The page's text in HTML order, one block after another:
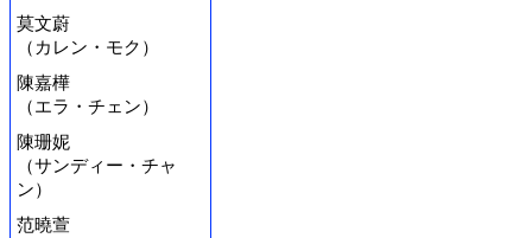
莫文蔚
（カレン・モク）
陳嘉樺
（エラ・チェン）
陳珊妮
（サンディー・チャ
ン）
范曉萱